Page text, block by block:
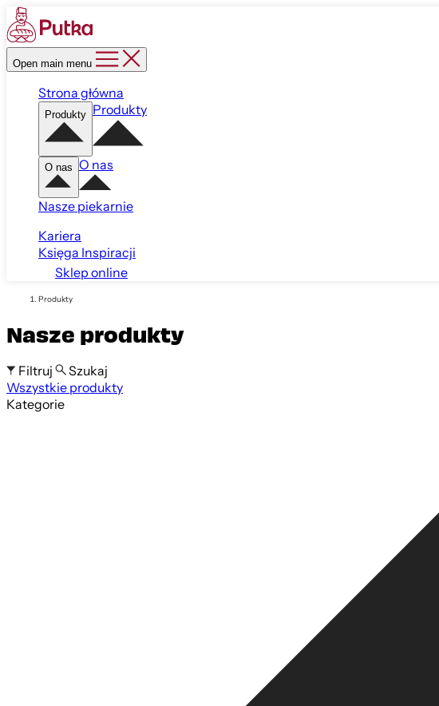
Open main menu
Strona główna
Produkty Produkty
O nas O nas
Nasze piekarnie
Kariera
Księga Inspiracji
Sklep online
Produkty
Nasze produkty
Filtruj
Szukaj
Wszystkie produkty
Szukaj po nazwie produktu
Kategorie